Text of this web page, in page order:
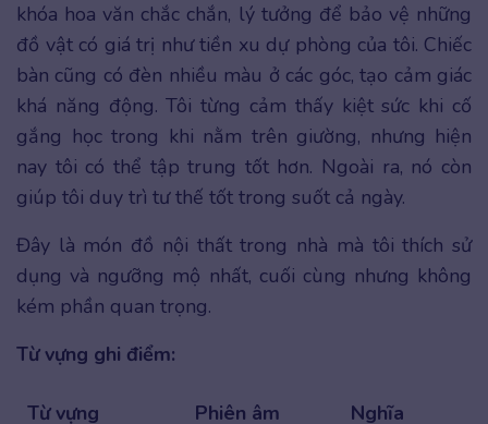
khóa hoa văn chắc chắn, lý tưởng để bảo vệ những
đồ vật có giá trị như tiền xu dự phòng của tôi. Chiếc
bàn cũng có đèn nhiều màu ở các góc, tạo cảm giác
khá năng động. Tôi từng cảm thấy kiệt sức khi cố
gắng học trong khi nằm trên giường, nhưng hiện
nay tôi có thể tập trung tốt hơn. Ngoài ra, nó còn
giúp tôi duy trì tư thế tốt trong suốt cả ngày.
Đây là món đồ nội thất trong nhà mà tôi thích sử
dụng và ngưỡng mộ nhất, cuối cùng nhưng không
kém phần quan trọng.
Từ vựng ghi điểm:
Từ vựng Phiên âm
Nghĩa